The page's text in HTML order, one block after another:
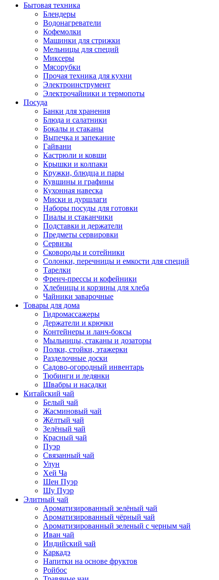
Бытовая техника
Блендеры
Водонагреватели
Кофемолки
Машинки для стрижки
Мельницы для специй
Миксеры
Мясорубки
Прочая техника для кухни
Электроинструмент
Электрочайники и термопоты
Посуда
Банки для хранения
Блюда и салатники
Бокалы и стаканы
Выпечка и запекание
Гайвани
Кастрюли и ковши
Крышки и колпаки
Кружки, блюдца и пары
Кувшины и графины
Кухонная навеска
Миски и дуршлаги
Наборы посуды для готовки
Пиалы и стаканчики
Подставки и держатели
Предметы сервировки
Сервизы
Сковороды и сотейники
Солонки, перечницы и емкости для специй
Тарелки
Френч-прессы и кофейники
Хлебницы и корзины для хлеба
Чайники заварочные
Товары для дома
Гидромассажеры
Держатели и крючки
Контейнеры и ланч-боксы
Мыльницы, стаканы и дозаторы
Полки, стойки, этажерки
Разделочные доски
Садово-огородный инвентарь
Тюбинги и ледянки
Швабры и насадки
Китайский чай
Белый чай
Жасминовый чай
Жёлтый чай
Зелёный чай
Красный чай
Пуэр
Связанный чай
Улун
Хей Ча
Шен Пуэр
Шу Пуэр
Элитный чай
Ароматизированный зелёный чай
Ароматизированный чёрный чай
Ароматизированный зеленый с черным чай
Иван чай
Индийский чай
Каркадэ
Напитки на основе фруктов
Ройбос